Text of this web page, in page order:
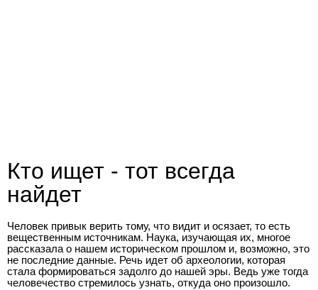
Кто ищет - тот всегда
найдет
Человек привык верить тому, что видит и осязает, то есть
вещественным источникам. Наука, изучающая их, многое
рассказала о нашем историческом прошлом и, возможно, это
не последние данные. Речь идет об археологии, которая
стала формироваться задолго до нашей эры. Ведь уже тогда
человечество стремилось узнать, откуда оно произошло.